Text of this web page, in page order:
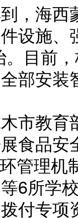
海西
设施、
目前
部安
教育
食品安
管理
6所学
付专